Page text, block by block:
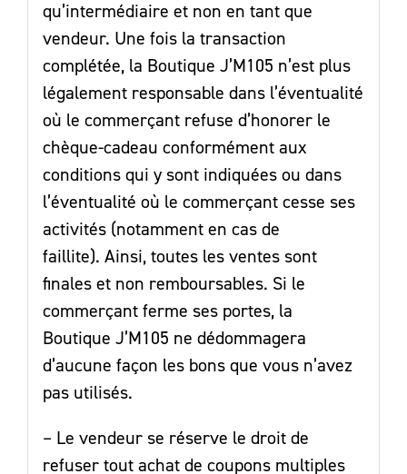
qu’intermédiaire et non en tant que
vendeur. Une fois la transaction
complétée, la Boutique J’M105 n’est plus
légalement responsable dans l’éventualité
où le commerçant refuse d’honorer le
chèque-cadeau conformément aux
conditions qui y sont indiquées ou dans
l’éventualité où le commerçant cesse ses
activités (notamment en cas de
faillite). Ainsi, toutes les ventes sont
finales et non remboursables. Si le
commerçant ferme ses portes, la
Boutique J’M105 ne dédommagera
d’aucune façon les bons que vous n’avez
pas utilisés.
– Le vendeur se réserve le droit de
refuser tout achat de coupons multiples